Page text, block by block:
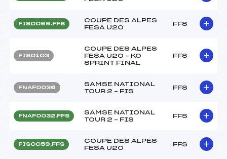
FIS0099.FFS
COUPE DES ALPES
FESA U20
FFS
FIS0103
COUPE DES ALPES
FESA U20 – KO
SPRINT FINAL
FFS
FNAF0036
SAMSE NATIONAL
TOUR 2 – FIS
FFS
FNAF0032.FFS
SAMSE NATIONAL
TOUR 2 – FIS
FFS
FIS0059.FFS
COUPE DES ALPES
FESA U20
FFS